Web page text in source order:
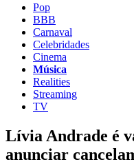
Pop
BBB
Carnaval
Celebridades
Cinema
Música
Realities
Streaming
TV
Lívia Andrade é
anunciar